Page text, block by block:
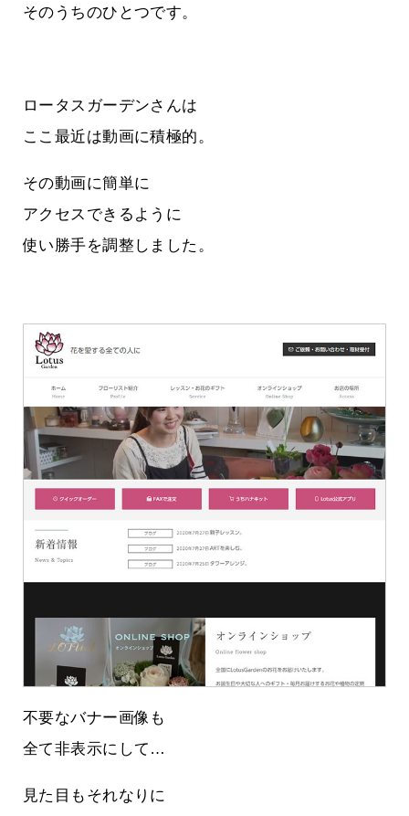
そのうちのひとつです。
ロータスガーデンさんは
ここ最近は動画に積極的。
その動画に簡単に
アクセスできるように
使い勝手を調整しました。
不要なバナー画像も
全て非表示にして…
見た目もそれなりに